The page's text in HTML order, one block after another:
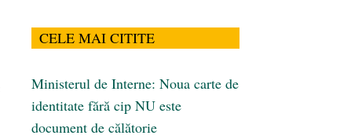
CELE MAI CITITE
Ministerul de Interne: Noua carte de
identitate fără cip NU este
document de călătorie